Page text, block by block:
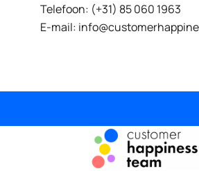
Telefoon: (+31) 85 060 1963
E-mail: